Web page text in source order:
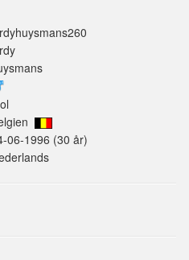
06-1996 (30 år)